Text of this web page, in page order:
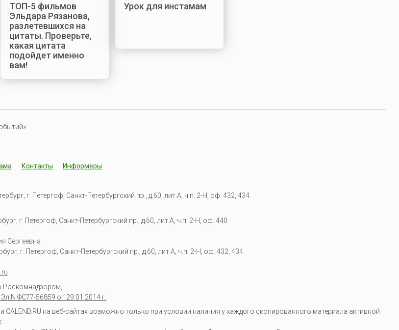
ТОП-5 фильмов
Эльдара Рязанова,
разлетевшихся на
цитаты. Проверьте,
какая цитата
подойдет именно
вам!
Урок для инстамам
Контакты Информеры
г. Петергоф, Санкт-Петербургский пр., д.60, лит.А, ч.п. 2-Н, оф. 432, 434
г. Петергоф, Санкт-Петербургский пр., д.60, лит.А, ч.п. 2-Н, оф. 440
Сергеевна
г. Петергоф Санкт-Петербургский пр., д.60, лит.А, ч.п. 2-Н, оф. 432, 434
Роскомнадзором,
ФС77-56859 от 29.01.2014 г.
на веб-сайтах возможно только при условии наличия у каждого скопированного материала активной